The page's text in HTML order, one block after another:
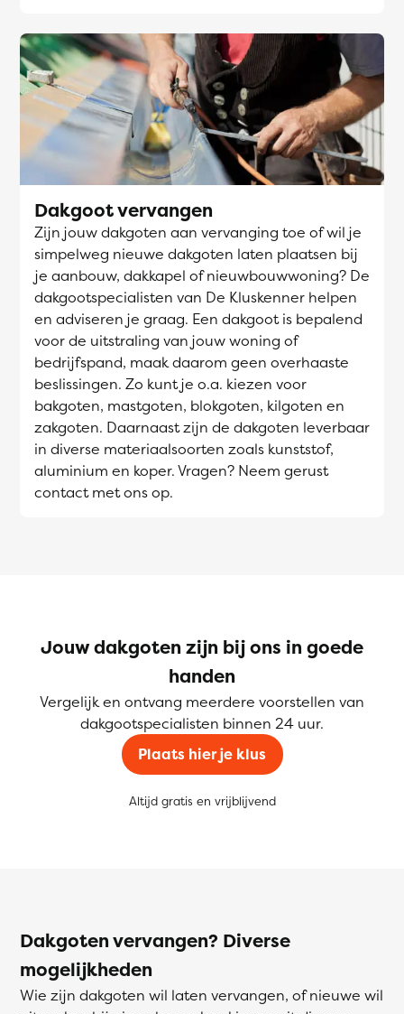
Dakgoot vervangen
Zijn jouw dakgoten aan vervanging toe of wil je
simpelweg nieuwe dakgoten laten plaatsen bij
je aanbouw, dakkapel of nieuwbouwwoning? De
dakgootspecialisten van De Kluskenner helpen
en adviseren je graag. Een dakgoot is bepalend
voor de uitstraling van jouw woning of
bedrijfspand, maak daarom geen overhaaste
beslissingen. Zo kunt je o.a. kiezen voor
bakgoten, mastgoten, blokgoten, kilgoten en
zakgoten. Daarnaast zijn de dakgoten leverbaar
in diverse materiaalsoorten zoals kunststof,
aluminium en koper. Vragen? Neem gerust
contact met ons op.
Jouw dakgoten zijn bij ons in goede
handen
Vergelijk en ontvang meerdere voorstellen van
dakgootspecialisten binnen 24 uur.
Plaats hier je klus
Altijd gratis en vrijblijvend
Dakgoten vervangen? Diverse
mogelijkheden
Wie zijn dakgoten wil laten vervangen, of nieuwe wil